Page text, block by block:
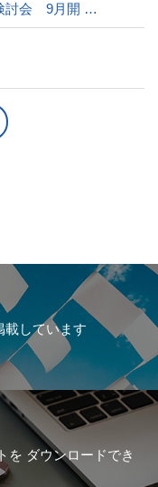
討会 9月開 …
載しています
を ダウンロードでき